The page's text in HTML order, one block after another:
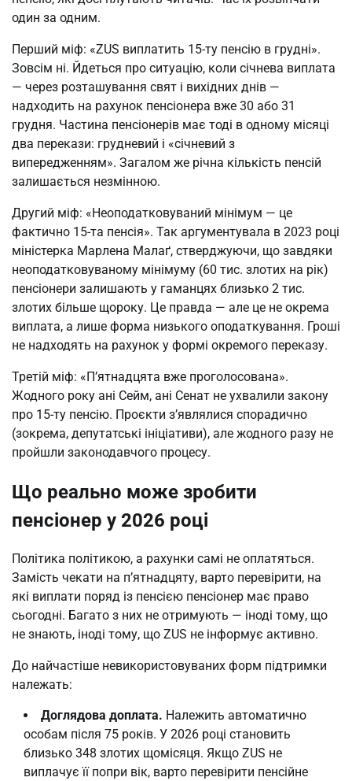
один за одним.
Перший міф: «ZUS виплатить 15-ту пенсію в грудні».
Зовсім ні. Йдеться про ситуацію, коли січнева виплата
— через розташування свят і вихідних днів —
надходить на рахунок пенсіонера вже 30 або 31
грудня. Частина пенсіонерів має тоді в одному місяці
два перекази: грудневий і «січневий з
випередженням». Загалом же річна кількість пенсій
залишається незмінною.
Другий міф: «Неоподатковуваний мінімум — це
фактично 15-та пенсія». Так аргументувала в 2023 році
міністерка Марлена Малаґ, стверджуючи, що завдяки
неоподатковуваному мінімуму (60 тис. злотих на рік)
пенсіонери залишають у гаманцях близько 2 тис.
злотих більше щороку. Це правда — але це не окрема
виплата, а лише форма низького оподаткування. Гроші
не надходять на рахунок у формі окремого переказу.
Третій міф: «П’ятнадцята вже проголосована».
Жодного року ані Сейм, ані Сенат не ухвалили закону
про 15-ту пенсію. Проєкти з’являлися спорадично
(зокрема, депутатські ініціативи), але жодного разу не
пройшли законодавчого процесу.
Що реально може зробити
пенсіонер у 2026 році
Політика політикою, а рахунки самі не оплатяться.
Замість чекати на п’ятнадцяту, варто перевірити, на
які виплати поряд із пенсією пенсіонер має право
сьогодні. Багато з них не отримують — іноді тому, що
не знають, іноді тому, що ZUS не інформує активно.
До найчастіше невикористовуваних форм підтримки
належать:
Доглядова доплата. Належить автоматично
особам після 75 років. У 2026 році становить
близько 348 злотих щомісяця. Якщо ZUS не
виплачує її попри вік, варто перевірити пенсійне